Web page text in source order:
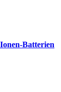
Batterien